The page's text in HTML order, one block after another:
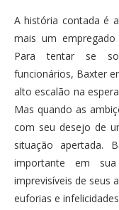
A história contada é
mais um
Para tentar se
funcionários, Baxter
alto escalão na
Mas quando as
com seu desejo de
situação apertada.
importante em
imprevisíveis de seus
euforias e